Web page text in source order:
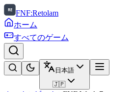
FNF:Retolam
ホーム
すべてのゲーム
日本語
🇯🇵